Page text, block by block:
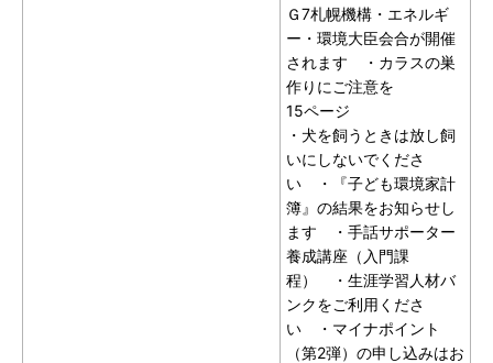
Ｇ7札幌機構・エネルギ
ー・環境大臣会合が開催
されます ・カラスの巣
作りにご注意を
15ページ
・犬を飼うときは放し飼
いにしないでくださ
い ・『子ども環境家計
簿』の結果をお知らせし
ます ・手話サポーター
養成講座（入門課
程） ・生涯学習人材バ
ンクをご利用くださ
い ・マイナポイント
（第2弾）の申し込みはお